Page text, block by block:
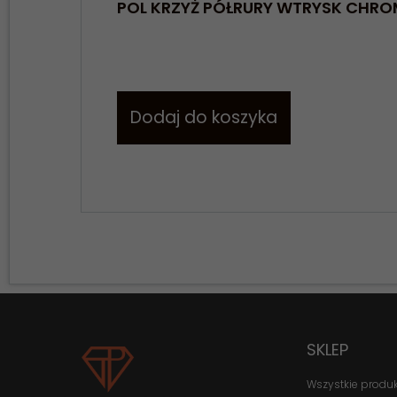
POL KRZYŻ PÓŁRURY WTRYSK
Dodaj do koszyka
SKLEP
Wszystkie